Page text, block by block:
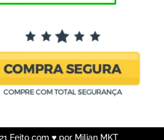
Feito com ♥ por Milian MKT